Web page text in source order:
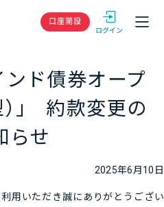
GMOクリック
口座開設
ンド債券オープ
）」 約款変更の
らせ
2025年6月10日
用いただき誠にありがとうござい